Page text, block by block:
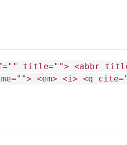
title=""> <abbr
<em> <i> <q